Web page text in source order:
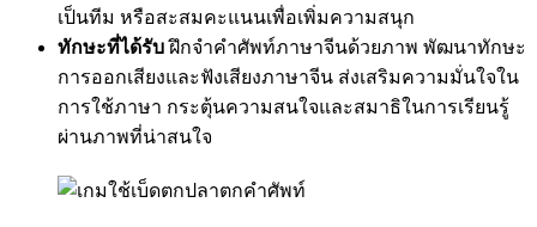
เป็นทีม หรือสะสมคะแนนเพื่อเพิ่มความสนุก
ทักษะที่ได้รับฝึกจำคำศัพท์ภาษาจีนด้วยภาพ พัฒนาทักษะ
การออกเสียงและฟังเสียงภาษาจีน ส่งเสริมความมั่นใจใน
การใช้ภาษา กระตุ้นความสนใจและสมาธิในการเรียนรู้
ผ่านภาพที่น่าสนใจ